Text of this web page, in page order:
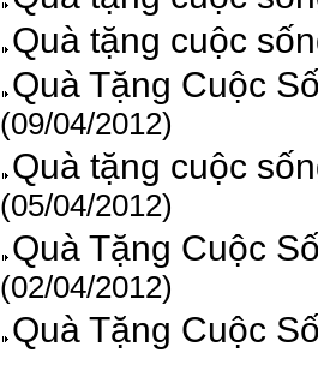
Quà tặng cuộc
Quà Tặng Cuộc
(09/04/2012)
Quà tặng cuộc
(05/04/2012)
Quà Tặng Cuộc
(02/04/2012)
Quà Tặng Cuộc